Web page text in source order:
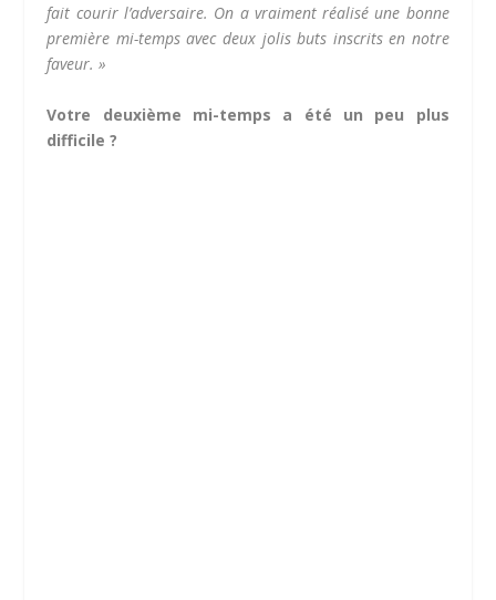
fait courir l’adversaire. On a vraiment réalisé une bonne
première mi-temps avec deux jolis buts inscrits en notre
faveur. »
Votre deuxième mi-temps a été un peu plus
difficile ?